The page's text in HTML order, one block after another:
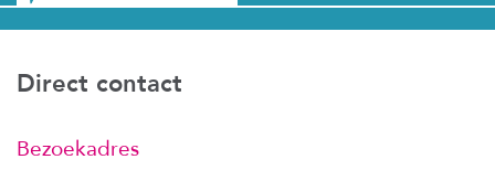
Direct contact
Bezoekadres